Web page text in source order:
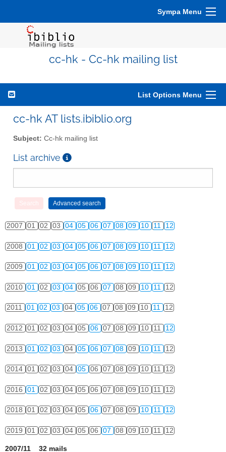
Sympa Menu
cc-hk - Cc-hk mailing list
List Options Menu
cc-hk AT lists.ibiblio.org
Subject: Cc-hk mailing list
List archive
2007 01 02 03 04 05 06 07 08 09 10 11 12
2008 01 02 03 04 05 06 07 08 09 10 11 12
2009 01 02 03 04 05 06 07 08 09 10 11 12
2010 01 02 03 04 05 06 07 08 09 10 11 12
2011 01 02 03 04 05 06 07 08 09 10 11 12
2012 01 02 03 04 05 06 07 08 09 10 11 12
2013 01 02 03 04 05 06 07 08 09 10 11 12
2014 01 02 03 04 05 06 07 08 09 10 11 12
2016 01 02 03 04 05 06 07 08 09 10 11 12
2018 01 02 03 04 05 06 07 08 09 10 11 12
2019 01 02 03 04 05 06 07 08 09 10 11 12
2007/11 32 mails